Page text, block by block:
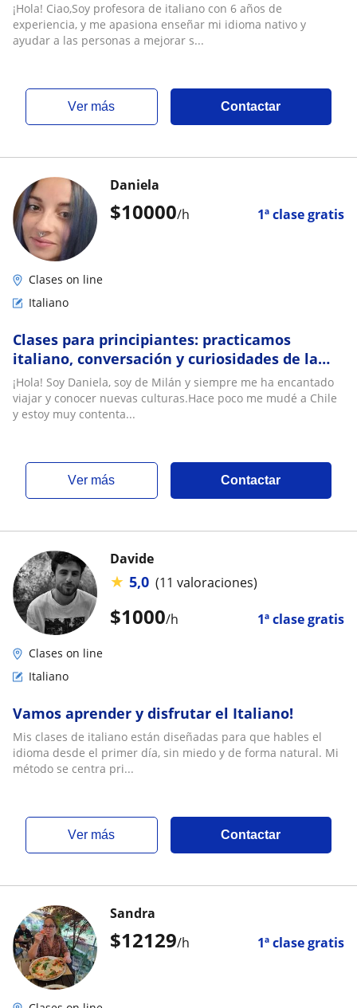
conversación
¡Hola! Ciao,Soy profesora de italiano con 6 años de
experiencia, y me apasiona enseñar mi idioma nativo y
ayudar a las personas a mejorar s...
ver más Contactar
$10000/h 1ª clase gratis
Daniela
Clases on line
Italiano
Clases para principiantes: practicamos
italiano, conversación y curiosidades de la
vida en Italia
¡Hola! Soy Daniela, soy de Milán y siempre me ha encantado
viajar y conocer nuevas culturas.Hace poco me mudé a Chile
y estoy muy contenta...
ver más Contactar
$1000/h 1ª clase gratis
Davide
★ 5,0 (11 valoraciones)
Clases on line
Italiano
Vamos aprender y disfrutar el Italiano!
Mis clases de italiano están diseñadas para que hables el
idioma desde el primer día, sin miedo y de forma natural. Mi
método se centra pri...
ver más Contactar
$12129/h 1ª clase gratis
Sandra